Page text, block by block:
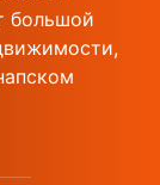
большой